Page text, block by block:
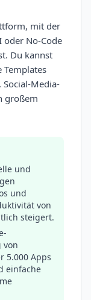
mit der
oder No-Code
Du kannst
Templates
Media-
großem
und
und
von
steigert.
von
5.000 Apps
einfache